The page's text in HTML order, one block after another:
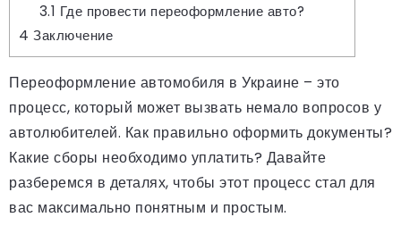
3.1 Где провести переоформление авто?
4 Заключение
Переоформление автомобиля в Украине – это
процесс, который может вызвать немало вопросов у
автолюбителей. Как правильно оформить документы?
Какие сборы необходимо уплатить? Давайте
разберемся в деталях, чтобы этот процесс стал для
вас максимально понятным и простым.